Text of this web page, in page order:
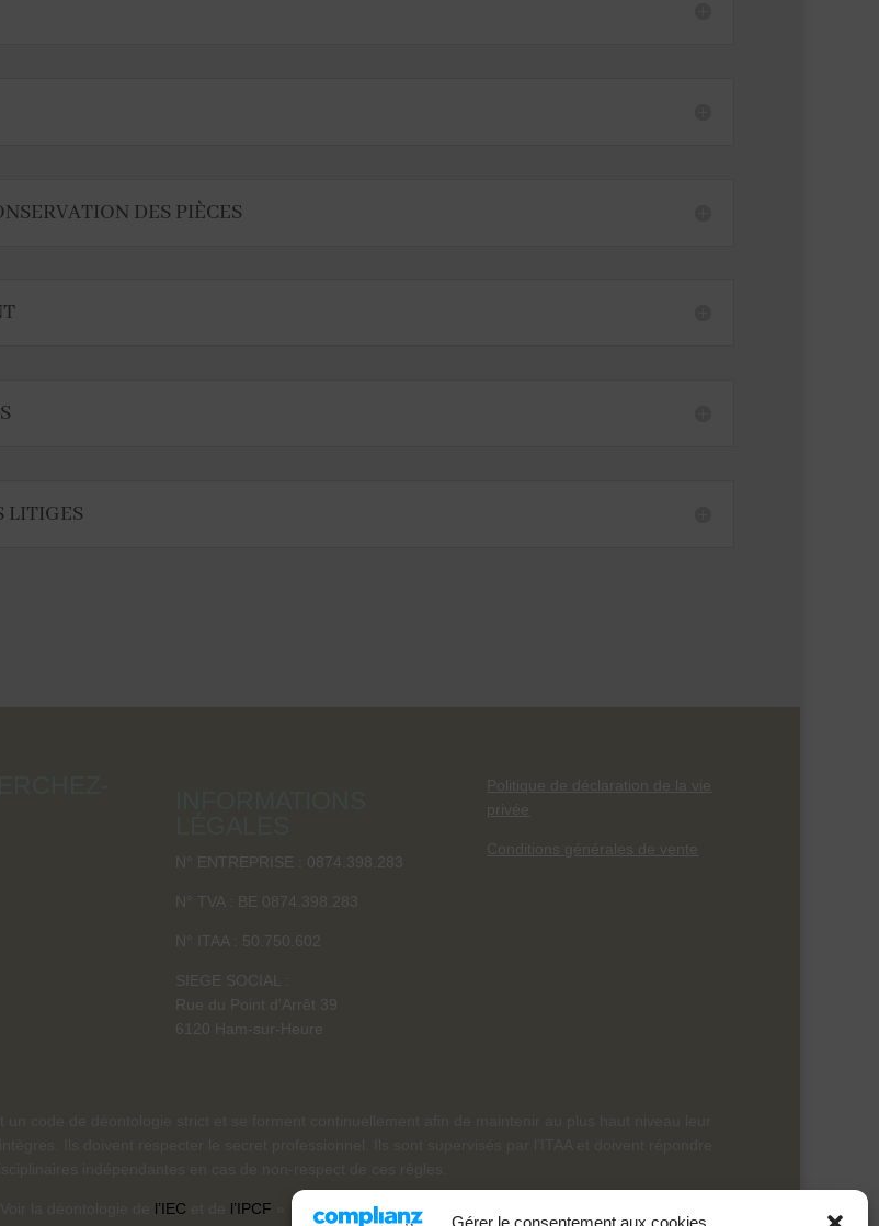
DES PIÈCES
LITIGES
N° ENTREPRISE : 0874.398.283
N° TVA : BE 0874.398.283
N° ITAA : 50.750.602
SIEGE SOCIAL :
Rue du Point d'Arrêt 39
6120 Ham-sur-Heure
Politique de déclaration de la vie
privée
Conditions générales de vente
l’IEC l’IPCF